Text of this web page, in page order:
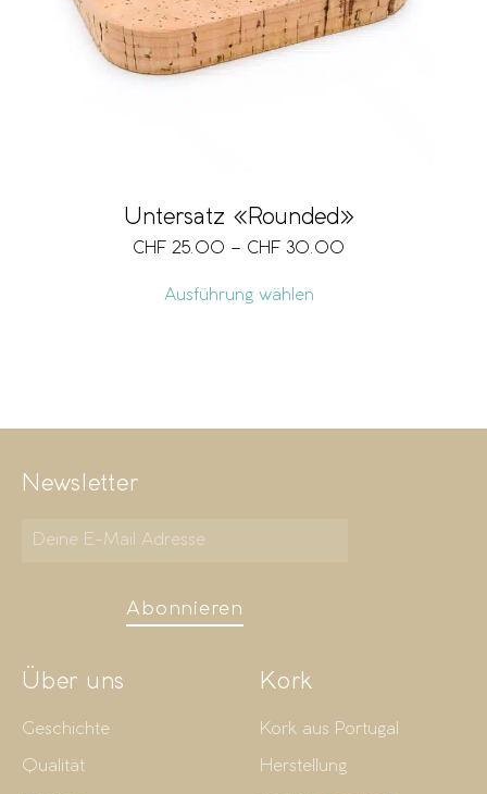
Untersatz «Rounded»
CHF 25.00 – CHF 30.00
Ausführung wählen
Newsletter
Abonnieren
Über uns
Geschichte
Qualität
Kork
Kork aus Portugal
Herstellung